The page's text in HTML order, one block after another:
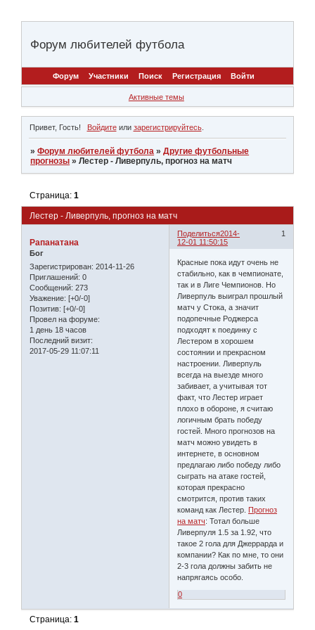
Форум любителей футбола
Форум Участники Поиск Регистрация Войти
Активные темы
Привет, Гость! Войдитеили зарегистрируйтесь.
»Форум любителей футбола »Другие футбольные
прогнозы »Лестер - Ливерпуль, прогноз на матч
Лестер - Ливерпуль, прогноз на матч
Страница:1
Поделиться 1
2014-
12-01 11:50:15
Рапанатана
Бог
Зарегистрирован: 2014-11-26
Приглашений: 0
Сообщений: 273
Уважение: [+0/-0]
Позитив: [+0/-0]
Провел на форуме:
1 день 18 часов
Последний визит:
2017-05-29 11:07:11
Красные пока идут очень не
стабильно, как в чемпионате,
так и в Лиге Чемпионов. Но
Ливерпуль выиграл прошлый
матч у Стока, а значит
подопечные Роджерса
подходят к поединку с
Лестером в хорошем
состоянии и прекрасном
настроении. Ливерпуль
всегда на выезде много
забивает, а учитывая тот
факт, что Лестер играет
плохо в обороне, я считаю
логичным брать победу
гостей. Много прогнозов на
матч можно увидеть в
интернете, в основном
предлагаю либо победу либо
сыграть на атаке гостей,
которая прекрасно
смотрится, против таких
команд как Лестер.Прогноз
на матч: Тотал больше
Ливерпуля 1.5 за 1.92, что
такое 2 гола для Джеррарда и
компании? Как по мне, то они
2-3 гола должны забить не
напрягаясь особо.
0
Страница:1